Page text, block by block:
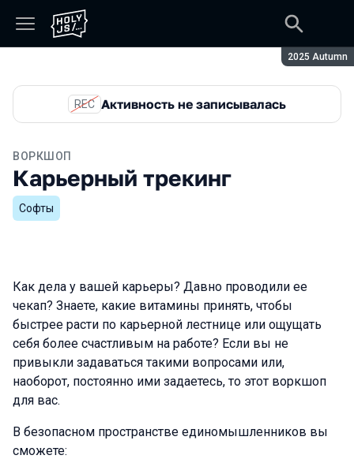
Сезон:
2025 Autumn
REC Активность не записывалась
ВОРКШОП
Карьерный трекинг
Софты
Как дела у вашей карьеры? Давно проводили ее
чекап? Знаете, какие витамины принять, чтобы
быстрее расти по карьерной лестнице или ощущать
себя более счастливым на работе? Если вы не
привыкли задаваться такими вопросами или,
наоборот, постоянно ими задаетесь, то этот воркшоп
для вас.
В безопасном пространстве единомышленников вы
сможете: